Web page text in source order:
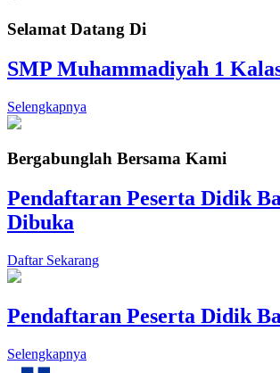
Selamat Datang Di
SMP Muhammadiyah 1
Selengkapnya
Bergabunglah Bersama Kami
Pendaftaran Peserta Didik
Dibuka
Daftar Sekarang
Pendaftaran Peserta Didik
Selengkapnya